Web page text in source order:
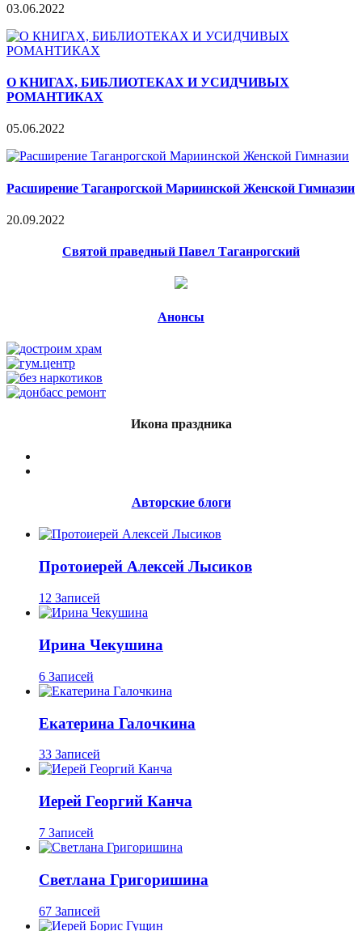
03.06.2022
О КНИГАХ, БИБЛИОТЕКАХ И УСИДЧИВЫХ
РОМАНТИКАХ
05.06.2022
Расширение Таганрогской Мариинской Женской Гимназии
20.09.2022
Святой праведный Павел Таганрогский
Анонсы
Икона праздника
Авторские блоги
Протоиерей Алексей Лысиков
12 Записей
Ирина Чекушина
6 Записей
Екатерина Галочкина
33 Записей
Иерей Георгий Канча
7 Записей
Светлана Григоришина
67 Записей